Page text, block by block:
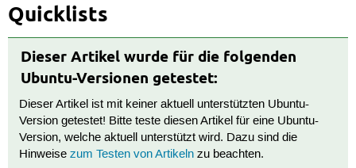
Quicklists
Dieser Artikel wurde für die folgenden
Ubuntu-Versionen getestet:
Dieser Artikel ist mit keiner aktuell unterstützten Ubuntu-
Version getestet! Bitte teste diesen Artikel für eine Ubuntu-
Version, welche aktuell unterstützt wird. Dazu sind die
Hinweisezum Testen von Artikeln zu beachten.